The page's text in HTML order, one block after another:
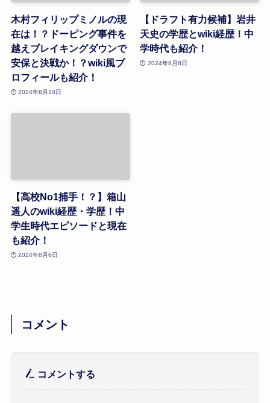
木村フィリップミノルの現
在は！？ドーピング事件を
越えブレイキングダウンで
安保と決戦か！？wiki風プ
ロフィールも紹介！
2024年8月10日
【ドラフト有力候補】岩井
天史の学歴とwiki経歴！中
学時代も紹介！
2024年8月8日
【高校No1捕手！？】箱山
遥人のwiki経歴・学歴！中
学生時代エピソードと現在
も紹介！
2024年8月6日
コメント
コメントする